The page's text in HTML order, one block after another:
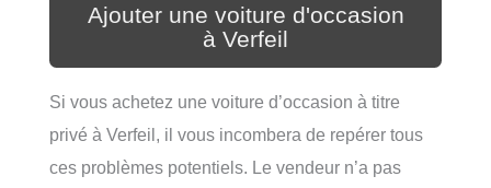
Ajouter une voiture d'occasion
à Verfeil
Si vous achetez une voiture d’occasion à titre
privé à Verfeil, il vous incombera de repérer tous
ces problèmes potentiels. Le vendeur n’a pas